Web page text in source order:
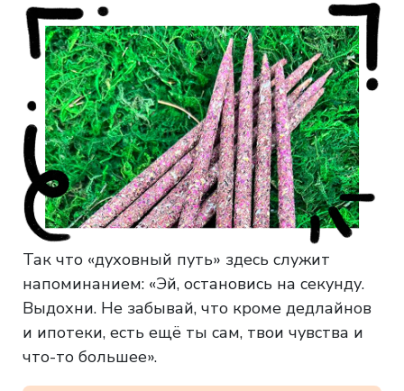
Так что «духовный путь» здесь служит
напоминанием: «Эй, остановись на секунду.
Выдохни. Не забывай, что кроме дедлайнов
и ипотеки, есть ещё ты сам, твои чувства и
что-то большее».